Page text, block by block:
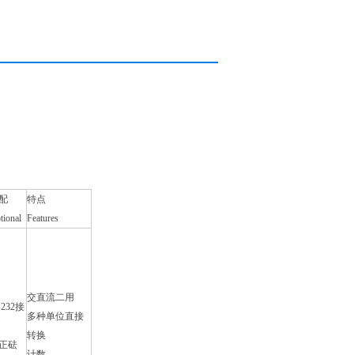
特点
Features
接
砝
交直流二用
多种单位直接
转换